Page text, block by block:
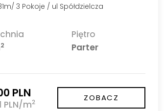
3 Pokoje / ul Spółdzielcza
2
Piętro
Parter
PLN
PLN/m2 ZOBACZ